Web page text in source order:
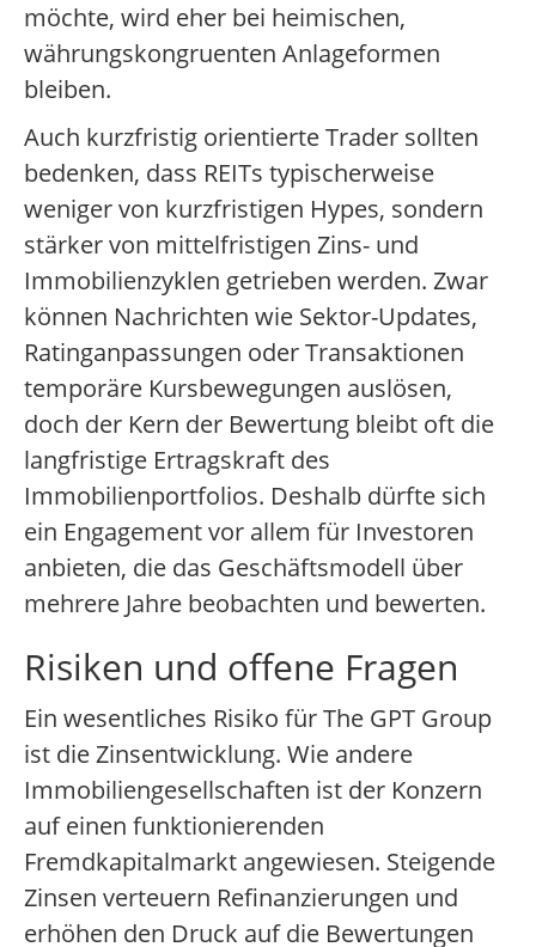
möchte, wird eher bei heimischen,
währungskongruenten Anlageformen
bleiben.
Auch kurzfristig orientierte Trader sollten
bedenken, dass REITs typischerweise
weniger von kurzfristigen Hypes, sondern
stärker von mittelfristigen Zins- und
Immobilienzyklen getrieben werden. Zwar
können Nachrichten wie Sektor-Updates,
Ratinganpassungen oder Transaktionen
temporäre Kursbewegungen auslösen,
doch der Kern der Bewertung bleibt oft die
langfristige Ertragskraft des
Immobilienportfolios. Deshalb dürfte sich
ein Engagement vor allem für Investoren
anbieten, die das Geschäftsmodell über
mehrere Jahre beobachten und bewerten.
Risiken und offene Fragen
Ein wesentliches Risiko für The GPT Group
ist die Zinsentwicklung. Wie andere
Immobiliengesellschaften ist der Konzern
auf einen funktionierenden
Fremdkapitalmarkt angewiesen. Steigende
Zinsen verteuern Refinanzierungen und
erhöhen den Druck auf die Bewertungen